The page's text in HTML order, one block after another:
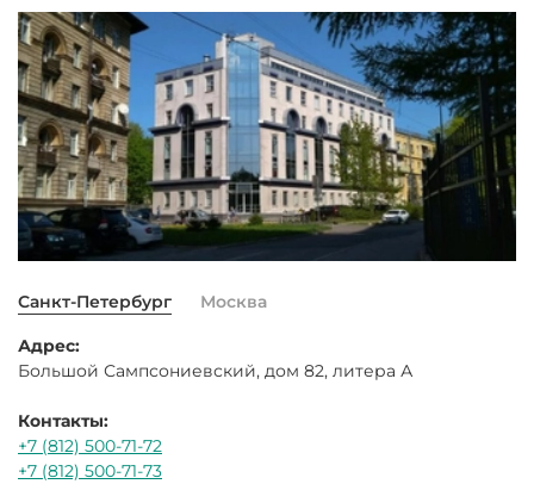
Санкт-Петербург Москва
Адрес:
Большой Сампсониевский, дом 82, литера А
Контакты:
+7 (812) 500-71-72
+7 (812) 500-71-73